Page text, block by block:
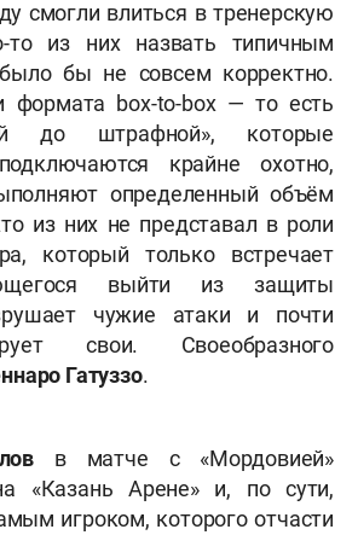
смогли влиться в тренерскую
то из них назвать типичным
бы не совсем корректно.
формата box-to-box — то есть
до штрафной», которые
крайне охотно,
определенный объём
из них не представал в роли
который только встречает
выйти из защиты
чужие атаки и почти
свои. Своеобразного
Гатуззо.
в матче с «Мордовией»
«Казань Арене» и, по сути,
игроком, которого отчасти